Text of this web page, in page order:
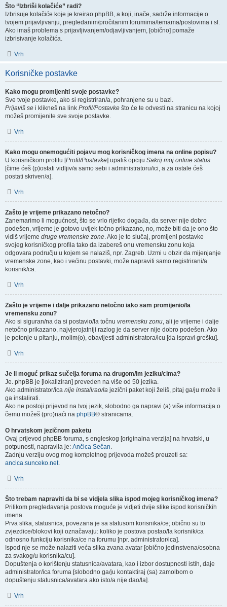
Što “Izbriši kolačiće” radi?
Izbrisuje kolačiće koje je kreirao phpBB, a koji, inače, sadrže informacije o
tvojem prijavljivanju, pregledanim/pročitanim forumima/temama/postovima i sl.
Ako imaš problema s prijavljivanjem/odjavljivanjem, [obično] pomaže
izbrisivanje kolačića.
Vrh
Korisničke postavke
Kako mogu promijeniti svoje postavke?
Sve tvoje postavke, ako si registriran/a, pohranjene su u bazi.
Prijaviš se i klikneš na link Profil/Postavke što će te odvesti na stranicu na kojoj
možeš promijenite sve svoje postavke.
Vrh
Kako mogu onemogućiti pojavu mog korisničkog imena na online popisu?
U korisničkom profilu [Profil/Postavke] upališ opciju Sakrij moj online status
[čime ćeš (p)ostati vidljiv/a samo sebi i administratoru/ici, a za ostale ćeš
postati skriven/a].
Vrh
Zašto je vrijeme prikazano netočno?
Zanemarimo li mogućnost, što se vrlo rijetko događa, da server nije dobro
podešen, vrijeme je gotovo uvijek točno prikazano, no, može biti da je ono što
vidiš vrijeme druge vremenske zone. Ako je to slučaj, promijeni postavke
svojeg korisničkog profila tako da izabereš onu vremensku zonu koja
odgovara području u kojem se nalaziš, npr. Zagreb. Uzmi u obzir da mijenjanje
vremenske zone, kao i većinu postavki, može napraviti samo registrirani/a
korisnik/ca.
Vrh
Zašto je vrijeme i dalje prikazano netočno iako sam promijenio/la
vremensku zonu?
Ako si siguran/na da si postavio/la točnu vremensku zonu, ali je vrijeme i dalje
netočno prikazano, najvjerojatniji razlog je da server nije dobro podešen. Ako
je potonje u pitanju, molim(o), obavijesti administratora/icu [da ispravi grešku].
Vrh
Je li moguć prikaz sučelja foruma na drugom/im jeziku/cima?
Je. phpBB je [lokaliziran] preveden na više od 50 jezika.
Ako administrator/ica nije instalirao/la jezični paket koji želiš, pitaj ga/ju može li
ga instalirati.
Ako ne postoji prijevod na tvoj jezik, slobodno ga napravi (a) više informacija o
čemu možeš (pro)naći na phpBB® stranicama.
O hrvatskom jezičnom paketu
Ovaj prijevod phpBB foruma, s engleskog [originalna verzija] na hrvatski, u
potpunosti, napravila je: Ančica Sečan.
Zadnju verziju ovog mog kompletnog prijevoda možeš preuzeti sa:
ancica.sunceko.net.
Vrh
Što trebam napraviti da bi se vidjela slika ispod mojeg korisničkog imena?
Prilikom pregledavanja postova moguće je vidjeti dvije slike ispod korisničkih
imena.
Prva slika, statusnica, povezana je sa statusom korisnika/ce; obično su to
zvjezdice/blokovi koji označavaju: koliko je postova postao/la korisnik/ca
odnosno funkciju korisnika/ce na forumu [npr. administrator/ica].
Ispod nje se može nalaziti veća slika zvana avatar [obično jedinstvena/osobna
za svakog/u korisnika/cu].
Dopuštenja o korištenju statusnica/avatara, kao i izbor dostupnosti istih, daje
administrator/ica foruma [slobodno ga/ju kontaktiraj (sa) zamolbom o
dopuštenju statusnica/avatara ako isto/a nije dao/la].
Vrh